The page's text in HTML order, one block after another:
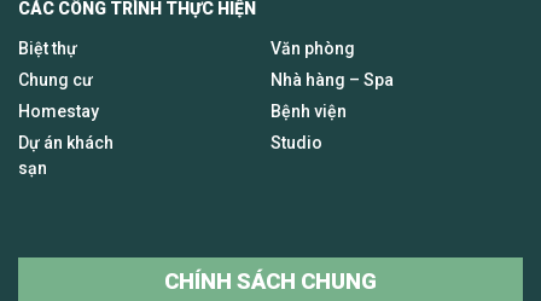
CÁC CÔNG TRÌNH THỰC HIỆN
Biệt thự
Chung cư
Homestay
Dự án khách
sạn
Văn phòng
Nhà hàng – Spa
Bệnh viện
Studio
CHÍNH SÁCH CHUNG